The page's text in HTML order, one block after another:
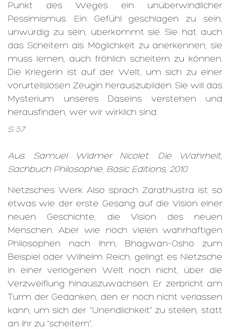
Punkt des Weges ein unüberwindlicher
Pessimismus. Ein Gefühl geschlagen zu sein,
unwürdig zu sein, überkommt sie. Sie hat auch
das Scheitern als Möglichkeit zu anerkennen; sie
muss lernen, auch fröhlich scheitern zu können.
Die Kriegerin ist auf der Welt, um sich zu einer
vorurteilslosen Zeugin herauszubilden. Sie will das
Mysterium unseres Daseins verstehen und
herausfinden, wer wir wirklich sind.
S. 57
Aus: Samuel Widmer Nicolet: Die Wahrheit,
Sachbuch Philosophie, Basic Editions, 2010
Nietzsches Werk Also sprach Zarathustra ist so
etwas wie der erste Gesang auf die Vision einer
neuen Geschichte, die Vision des neuen
Menschen. Aber wie noch vielen wahrhaftigen
Philosophen nach ihm, Bhagwan-Osho zum
Beispiel oder Wilhelm Reich, gelingt es Nietzsche
in einer verlogenen Welt noch nicht, über die
Verzweiflung hinauszuwachsen. Er zerbricht am
Turm der Gedanken, den er noch nicht verlassen
kann, um sich der "Unendlichkeit" zu stellen, statt
an ihr zu "scheitern".